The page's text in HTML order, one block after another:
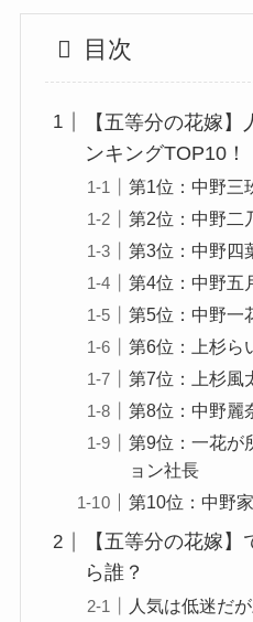
目次
【五等分の花嫁
ンキングTOP10！
第1位：中野三
第2位：中野二
第3位：中野四
第4位：中野五
第5位：中野一
第6位：上杉ら
第7位：上杉風
第8位：中野麗
第9位：一花が
ョン社長
第10位：中野
【五等分の花嫁
ら誰？
人気は低迷だ